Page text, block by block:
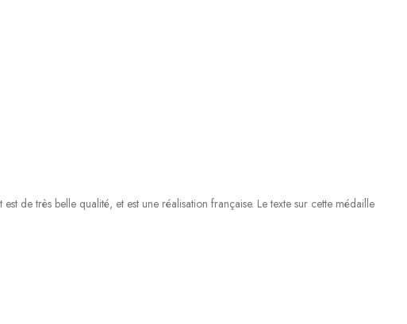
de très belle qualité, et est une réalisation française. Le texte sur cette médaille